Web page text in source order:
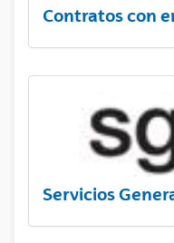
Contratos con
Servicios